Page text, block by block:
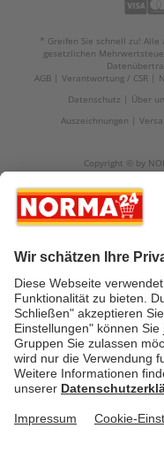
* Greifen Sie schnell zu!
gesetzlichen
AGB
Verantwortung / CSR
Datenschutz
Über
Auszeichnungen
Copyright © by